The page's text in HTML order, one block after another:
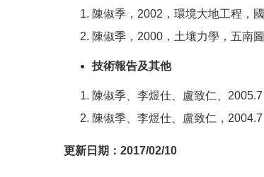
陳俶季，2002，環境大地工程，
陳俶季，2000，土壤力學，五南
技術報告及其他
陳俶季、李煜仕、盧致仁、
陳俶季、李煜仕、盧致仁，
更新日期： 2017/02/10